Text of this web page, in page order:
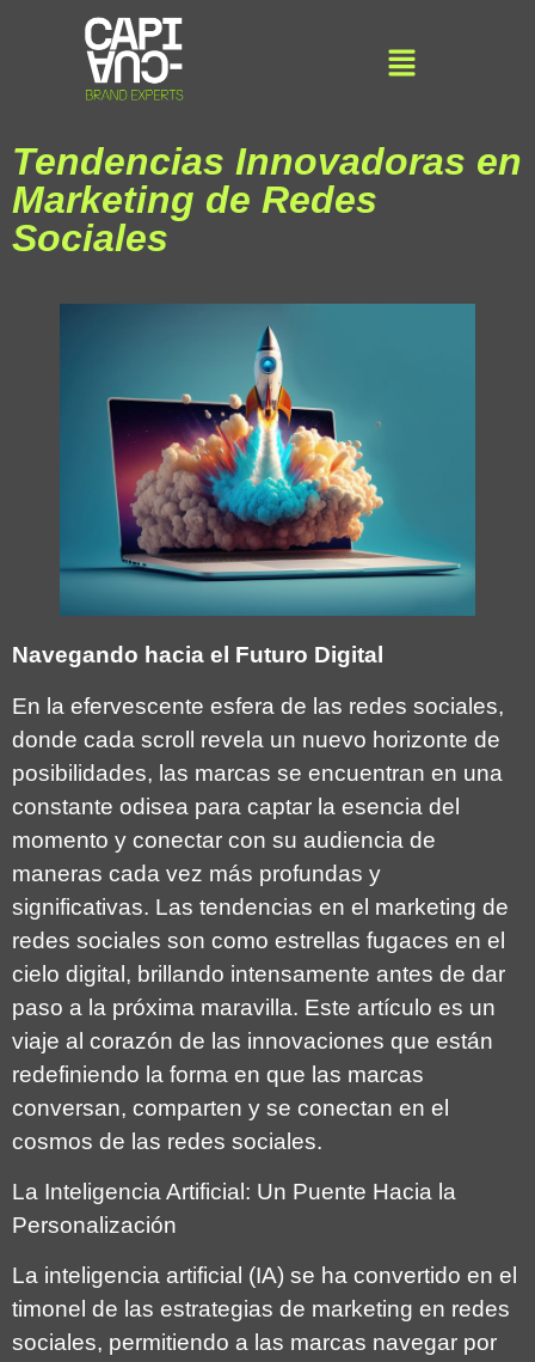
Tendencias Innovadoras en
Marketing de Redes
Sociales
Navegando hacia el Futuro Digital
En la efervescente esfera de las redes sociales,
donde cada scroll revela un nuevo horizonte de
posibilidades, las marcas se encuentran en una
constante odisea para captar la esencia del
momento y conectar con su audiencia de
maneras cada vez más profundas y
significativas. Las tendencias en el marketing de
redes sociales son como estrellas fugaces en el
cielo digital, brillando intensamente antes de dar
paso a la próxima maravilla. Este artículo es un
viaje al corazón de las innovaciones que están
redefiniendo la forma en que las marcas
conversan, comparten y se conectan en el
cosmos de las redes sociales.
La Inteligencia Artificial: Un Puente Hacia la
Personalización
La inteligencia artificial (IA) se ha convertido en el
timonel de las estrategias de marketing en redes
sociales, permitiendo a las marcas navegar por